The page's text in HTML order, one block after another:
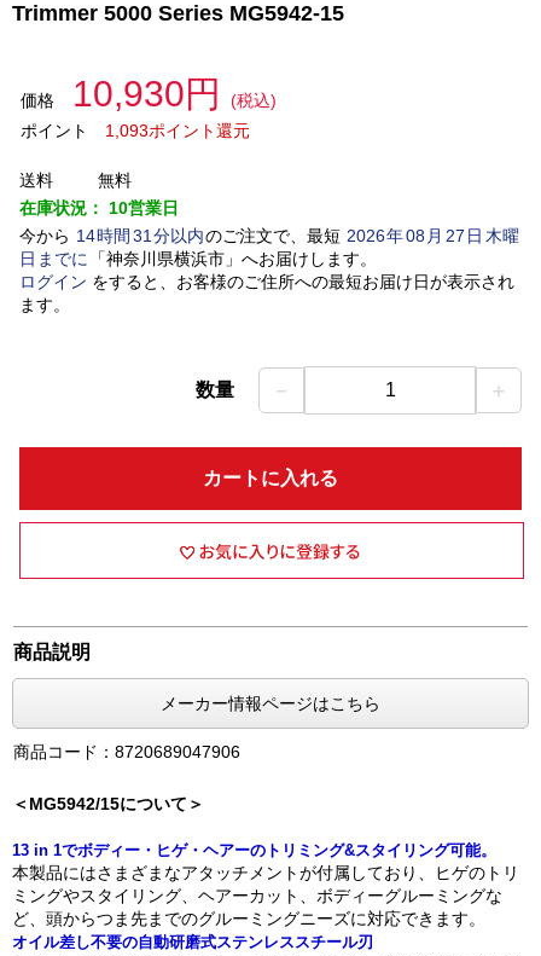
Trimmer 5000 Series MG5942-15
価格 10,930円
(税込)
ポイント
1,093ポイント還元
送料
無料
在庫状況： 10営業日
今から 14時間 31 分以内のご注文で、最短 2026年08 月 27 日木曜
日 までに 「神奈川県横浜市」 へお届けします。
ログイン をすると、お客様のご住所への最短お届け日が表示され
ます。
数量 － 1 ＋
カートに入れる
商品説明
メーカー情報ページはこちら
商品コード：8720689047906
＜MG5942/15について＞
13 in 1でボディー・ヒゲ・ヘアーのトリミング&スタイリング可能。
本製品にはさまざまなアタッチメントが付属しており、ヒゲのトリ
ミングやスタイリング、ヘアーカット、ボディーグルーミングな
ど、頭からつま先までのグルーミングニーズに対応できます。
オイル差し不要の自動研磨式ステンレススチール刃